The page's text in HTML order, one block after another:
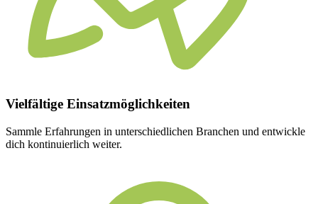
Vielfältige Einsatzmöglichkeiten
Sammle Erfahrungen in unterschiedlichen Branchen und entwickle
dich kontinuierlich weiter.